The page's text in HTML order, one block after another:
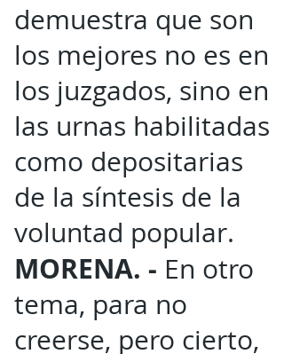
demuestra que son
los mejores no es en
los juzgados, sino en
las urnas habilitadas
como depositarias
de la síntesis de la
voluntad popular.
MORENA. - En otro
tema, para no
creerse, pero cierto,